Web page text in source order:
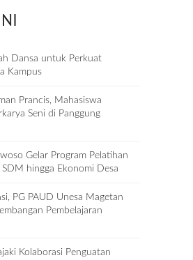
Dansa untuk Perkuat
Kampus
Prancis, Mahasiswa
Seni di Panggung
Gelar Program Pelatihan
hingga Ekonomi Desa
PG PAUD Unesa Magetan
Pembelajaran
Kolaborasi Penguatan